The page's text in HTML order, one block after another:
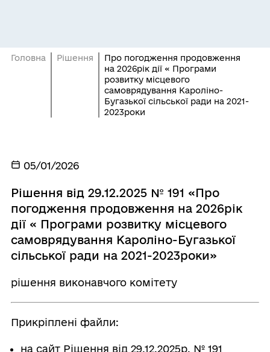
Головна Рішення
Про погодження продовження
на 2026рік дії « Програми
розвитку місцевого
самоврядування Кароліно-
Бугазької сільської ради на 2021-
2023роки
05/01/2026
Рішення від 29.12.2025 № 191 «Про
погодження продовження на 2026рік
дії « Програми розвитку місцевого
самоврядування Кароліно-Бугазької
сільської ради на 2021-2023роки»
рішення виконавчого комітету
Прикріплені файли:
на сайт Рішення від 29.12.2025р. № 191